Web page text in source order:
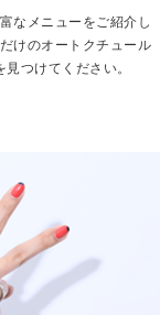
なメニューをご紹介し
けのオートクチュール
見つけてください。